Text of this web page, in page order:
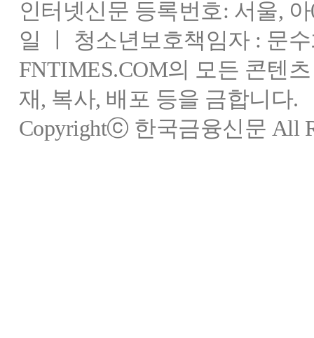
인터넷신문 등록번호: 서울,
일 ㅣ 청소년보호책임자 : 문
FNTIMES.COM의 모든 콘텐
재, 복사, 배포 등을 금합니다.
Copyrightⓒ 한국금융신문 All